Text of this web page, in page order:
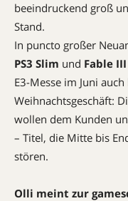
beeindruckend groß
Stand.
In puncto großer
PS3 Slim und Fable III
E3-Messe im Juni
Weihnachtsgeschäft:
wollen dem Kunden
– Titel, die Mitte bis
stören.
Olli meint zur